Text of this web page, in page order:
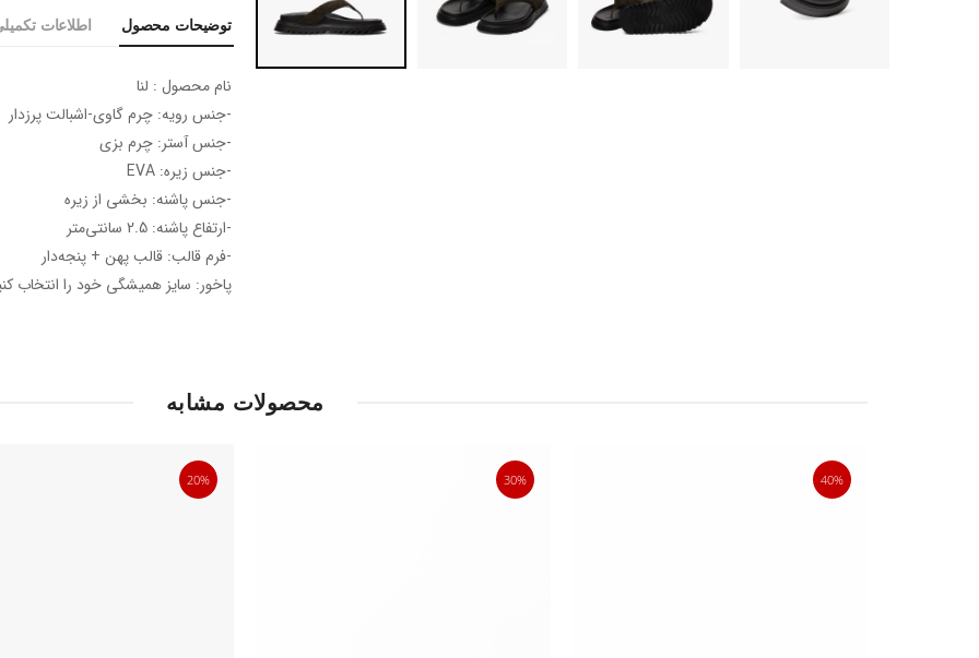
توضیحات محصول اطلاعات
نام محصول : لنا
-جنس رویه: چرم گاوی-اشبالت پرزدار
-جنس آستر: چرم بزی
-جنس زیره: EVA
-جنس پاشنه: بخشی از زیره
-ارتفاع پاشنه: 2.5 سانتی‌متر
-فرم قالب: قالب پهن + پنجه‎‌دار
پاخور: سایز همیشگی خود را انتخاب
محصولات مشابه
40%
30%
20%